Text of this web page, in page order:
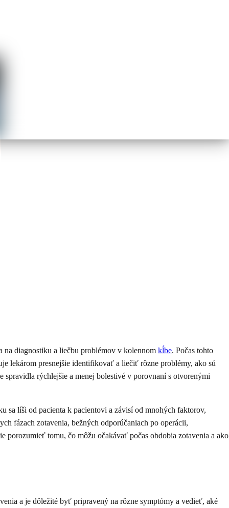
diagnostiku a liečbu problémov v kolennom kĺbe. Počas tohto
lekárom presnejšie identifikovať a liečiť rôzne problémy, ako sú
rýchlejšie a menej bolestivé v porovnaní s otvorenými
sa líši od pacienta k pacientovi a závisí od mnohých faktorov,
fázach zotavenia, bežných odporúčaniach po operácii,
tomu, čo môžu očakávať počas obdobia zotavenia a ako
a je dôležité byť pripravený na rôzne symptómy a vedieť, aké